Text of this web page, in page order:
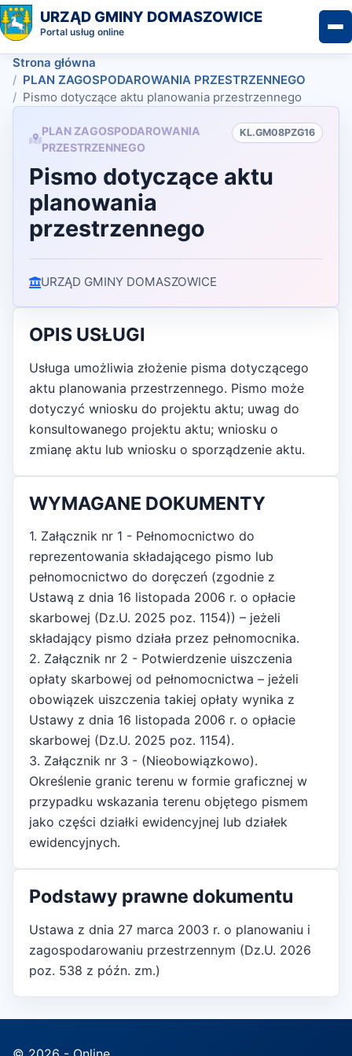
URZĄD GMINY DOMASZOWICE
Portal usług online
Strona główna
PLAN ZAGOSPODAROWANIA PRZESTRZENNEGO
Pismo dotyczące aktu planowania przestrzennego
PLAN ZAGOSPODAROWANIA
PRZESTRZENNEGO
KL.GM08PZG16
Pismo dotyczące aktu
planowania
przestrzennego
URZĄD GMINY DOMASZOWICE
OPIS USŁUGI
Usługa umożliwia złożenie pisma dotyczącego
aktu planowania przestrzennego. Pismo może
dotyczyć wniosku do projektu aktu; uwag do
konsultowanego projektu aktu; wniosku o
zmianę aktu lub wniosku o sporządzenie aktu.
WYMAGANE DOKUMENTY
1. Załącznik nr 1 - Pełnomocnictwo do
reprezentowania składającego pismo lub
pełnomocnictwo do doręczeń (zgodnie z
Ustawą z dnia 16 listopada 2006 r. o opłacie
skarbowej (Dz.U. 2025 poz. 1154)) – jeżeli
składający pismo działa przez pełnomocnika.
2. Załącznik nr 2 - Potwierdzenie uiszczenia
opłaty skarbowej od pełnomocnictwa – jeżeli
obowiązek uiszczenia takiej opłaty wynika z
Ustawy z dnia 16 listopada 2006 r. o opłacie
skarbowej (Dz.U. 2025 poz. 1154).
3. Załącznik nr 3 - (Nieobowiązkowo).
Określenie granic terenu w formie graficznej w
przypadku wskazania terenu objętego pismem
jako części działki ewidencyjnej lub działek
ewidencyjnych.
Podstawy prawne dokumentu
Ustawa z dnia 27 marca 2003 r. o planowaniu i
zagospodarowaniu przestrzennym (Dz.U. 2026
poz. 538 z późn. zm.)